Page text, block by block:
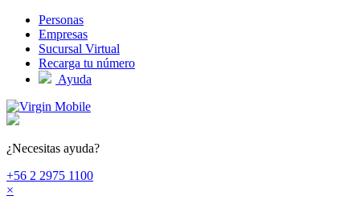
Pasar al contenido principal
Personas
Empresas
Sucursal Virtual
Recarga tu número
Ayuda
¿Necesitas ayuda?
+56 2 2975 1100
×